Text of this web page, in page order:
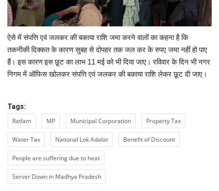
ऐसे में संपत्ति एवं जलकर की बकाया राशि जमा करने वालों का कहना है कि
तकनीकी दिक्कत के कारण सुबह से दोपहर तक जल कर के रुपए जमा नहीं हो पाए
हैं। इस कारण इस छूट का लाभ 11 मई को भी दिया जाए। रविवार के दिन भी नगर
निगम में ऑफिस खोलकर संपत्ति एवं जलकर की बकाया राशि लेकर छूट दी जाए।
Tags:
Ratlam MP Municipal Corporation Property Tax
Water Tax National Lok Adalat Benefit of Discount
People are suffering due to heat
Server Down in Madhya Pradesh